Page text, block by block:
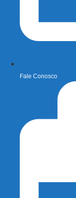
Fale Conosco